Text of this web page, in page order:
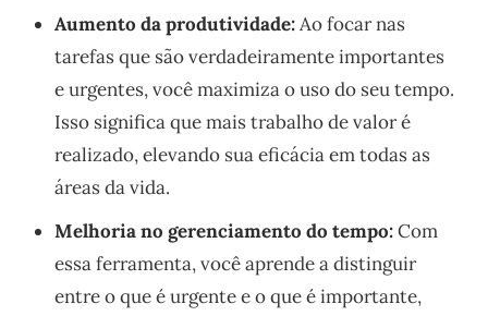
Aumento da produtividade:Ao focar nas
tarefas que são verdadeiramente importantes
e urgentes, você maximiza o uso do seu tempo.
Isso significa que mais trabalho de valor é
realizado, elevando sua eficácia em todas as
áreas da vida.
Melhoria no gerenciamento do tempo:Com
essa ferramenta, você aprende a distinguir
entre o que é urgente e o que é importante,